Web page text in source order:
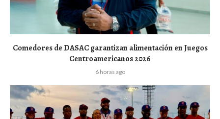
Comedores de DASAC garantizan alimentación en Juegos
Centroamericanos 2026
6 horas ago